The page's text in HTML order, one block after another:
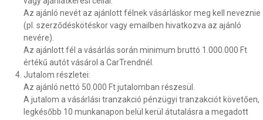
Az ajánló nevét az ajánlott félnek vásárláskor meg kell neveznie
(pl. szerződéskötéskor vagy emailben hivatkozva az ajánló
nevére).
Az ajánlott fél a vásárlás során minimum bruttó 1.000.000 Ft
értékű autót vásárol a CarTrendnél.
Jutalom részletei:
Az ajánló nettó 50.000 Ft jutalomban részesül.
A jutalom a vásárlási tranzakció pénzügyi tranzakciót követően,
legkésőbb 10 munkanapon belül kerül átutalásra a megadott